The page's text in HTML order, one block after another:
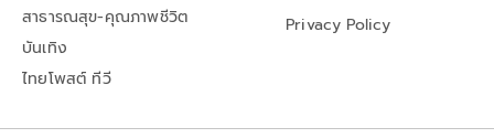
สาธารณสุข-คุณภาพชีวิต
บันเทิง
ไทยโพสต์ ทีวี
Privacy Policy